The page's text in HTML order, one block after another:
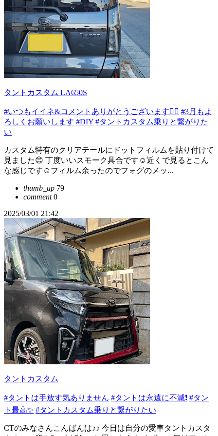
タントカスタム LA650S
#いつもイイネ&コメントありがとうございます🙇‍♂️ #3月もよ
ろしくお願いします #DIY #タントカスタム乗りと繋がりた
い
カスタム特有のクリアテールにドットフィルムを貼り付けて
見ました😊 丁度いいスモーク具合です☺️近くで見るとこん
な感じです☺️フィルム余ったのでフォグのメッ...
thumb_up 79
comment0
2025/03/01 21:42
タントカスタム
#タントは手放す気ありません #タントは永遠に不滅❗️ #タン
ト最高✨ #タントカスタム乗りと繋がりたい
CTのみなさんこんばんは♪♪ 今日は自分の愛車タントカスタ